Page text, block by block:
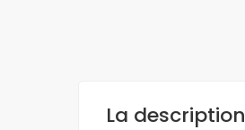
La description